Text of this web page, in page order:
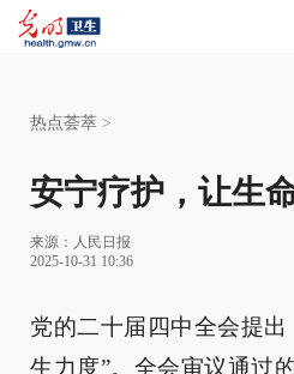
热点荟萃 >
安宁疗护，让生
来源： 人民日报
2025-10-31 10:36
党的二十届四中全会提
生力度”。全会审议通过